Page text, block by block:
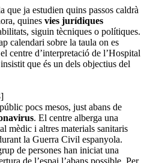
que ja estudien quins passos caldrà
quines vies jurídiques
siguin tècniques o polítiques.
calendari sobre la taula on es
centre d’interpretació de l’Hospital
que és un dels objectius del
pocs mesos, just abans de
. El centre alberga una
mèdic i altres materials sanitaris
la Guerra Civil espanyola.
de persones han iniciat una
de l’espai l’abans possible. Per